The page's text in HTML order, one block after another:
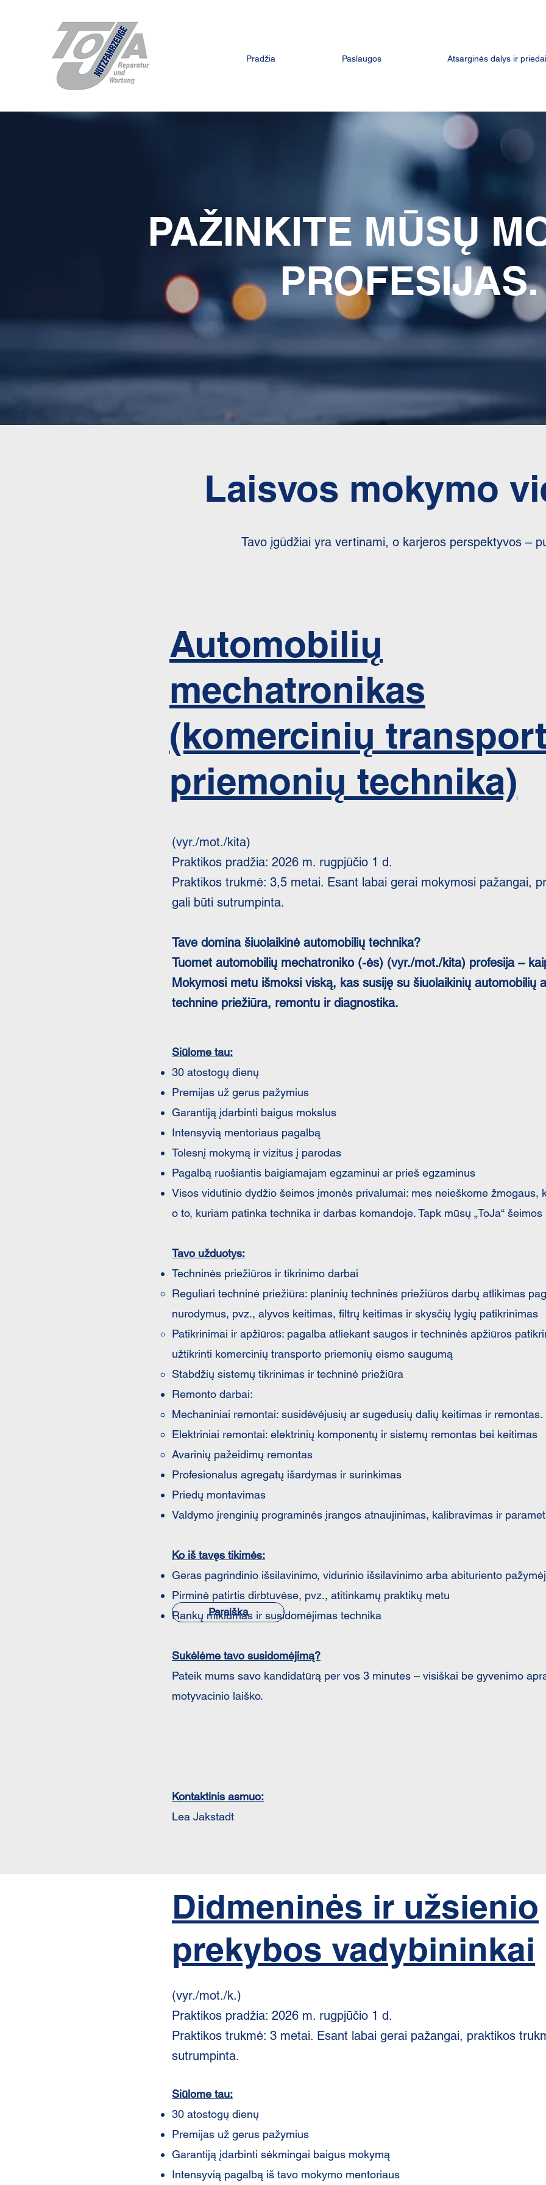
Pradžia Paslaugos Atsarginės dalys ir priedai
PAŽINKITE MŪSŲ
PROFESIJAS.
Laisvos mokymo
Tavo įgūdžiai yra vertinami, o karjeros perspektyvos –
Automobilių
mechatronikas
(komercinių
priemonių technika)
(vyr./mot./kita)
Praktikos pradžia: 2026 m. rugpjūčio 1 d.
Praktikos trukmė: 3,5 metai. Esant labai gerai mokymosi pažangai,
gali būti sutrumpinta.
Tave domina šiuolaikinė automobilių technika?
Tuomet automobilių mechatroniko (-ės) (vyr./mot./kita) profesija –
Mokymosi metu išmoksi viską, kas susiję su šiuolaikinių automobilių
technine priežiūra, remontu ir diagnostika.
Siūlome tau:
30 atostogų dienų
Premijas už gerus pažymius
Garantiją įdarbinti baigus mokslus
Intensyvią mentoriaus pagalbą
Tolesnį mokymą ir vizitus į parodas
Pagalbą ruošiantis baigiamajam egzaminui ar prieš egzaminus
Visos vidutinio dydžio šeimos įmonės privalumai: mes neieškome žmogaus,
o to, kuriam patinka technika ir darbas komandoje. Tapk mūsų „ToJa“
Tavo užduotys:
Techninės priežiūros ir tikrinimo darbai
Reguliari techninė priežiūra: planinių techninės priežiūros darbų atlikimas
nurodymus, pvz., alyvos keitimas, filtrų keitimas ir skysčių lygių patikrinimas
Patikrinimai ir apžiūros: pagalba atliekant saugos ir techninės apžiūros
užtikrinti komercinių transporto priemonių eismo saugumą
Stabdžių sistemų tikrinimas ir techninė priežiūra
Remonto darbai:
Mechaniniai remontai: susidėvėjusių ar sugedusių dalių keitimas ir remontas.
Elektriniai remontai: elektrinių komponentų ir sistemų remontas bei keitimas
Avarinių pažeidimų remontas
Profesionalus agregatų išardymas ir surinkimas ​
Priedų montavimas
Valdymo įrenginių programinės įrangos atnaujinimas, kalibravimas ir
Ko iš tavęs tikimės:
Geras pagrindinio išsilavinimo, vidurinio išsilavinimo arba abituriento
Pirminė patirtis dirbtuvėse, pvz., atitinkamų praktikų metu
Rankų miklumas ir susidomėjimas technika
Sukėlėme tavo susidomėjimą?
Pateik mums savo kandidatūrą per vos 3 minutes – visiškai be gyvenimo
motyvacinio laiško.
Kontaktinis asmuo:
Lea Jakstadt​
Paraiška
Didmeninės ir užsienio
prekybos vadybininkai
(vyr./mot./k.)
Praktikos pradžia: 2026 m. rugpjūčio 1 d.
Praktikos trukmė: 3 metai. Esant labai gerai pažangai, praktikos
sutrumpinta.
Siūlome tau:
30 atostogų dienų
Premijas už gerus pažymius
Garantiją įdarbinti sėkmingai baigus mokymą
Intensyvią pagalbą iš tavo mokymo mentoriaus